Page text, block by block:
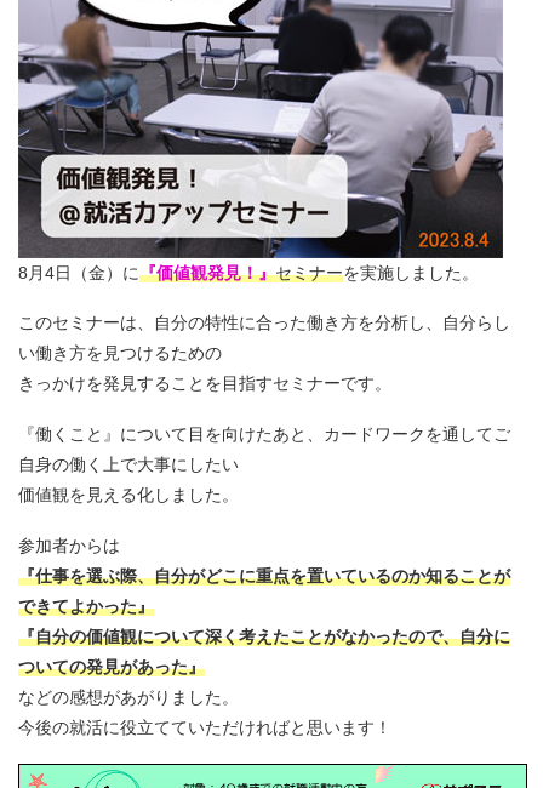
8月4日（金）に『価値観発見！』セミナーを実施しました。
このセミナーは、自分の特性に合った働き方を分析し、自分らし
い働き方を見つけるための
きっかけを発見することを目指すセミナーです。
『働くこと』について目を向けたあと、カードワークを通してご
自身の働く上で大事にしたい
価値観を見える化しました。
参加者からは
『仕事を選ぶ際、自分がどこに重点を置いているのか知ることが
できてよかった』
『自分の価値観について深く考えたことがなかったので、自分に
ついての発見があった』
などの感想があがりました。
今後の就活に役立てていただければと思います！